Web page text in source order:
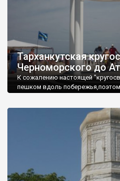
Тарханкутская
Черноморского до
К сожалению настоящей
пешком вдоль